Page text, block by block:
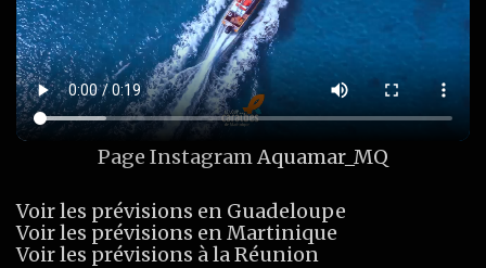
Page Instagram Aquamar_MQ
Voir les prévisions en Guadeloupe
Voir les prévisions en Martinique
Voir les prévisions à la Réunion